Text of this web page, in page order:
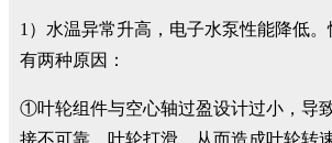
1）水温异常升高，电子水泵性能降低
有两种原因：
①叶轮组件与空心轴过盈设计过小，导
接不可靠，叶轮打滑，从而造成叶轮转